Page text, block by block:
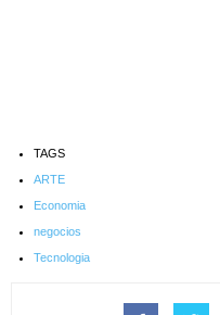
TAGS
ARTE
Economia
negocios
Tecnologia